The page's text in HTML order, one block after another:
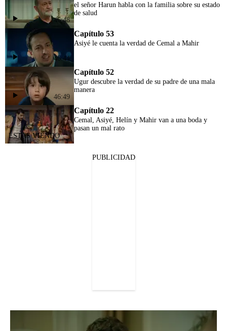
46:48
el señor Harun habla con la familia sobre su estado
de salud
46:44
Capítulo 53
Asiyé le cuenta la verdad de Cemal a Mahir
46:49
Capítulo 52
Ugur descubre la verdad de su padre de una mala
manera
Capítulo 22
Cemal, Asiyé, Helín y Mahir van a una boda y
pasan un mal rato
PUBLICIDAD